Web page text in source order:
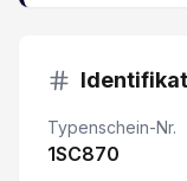
Regen- und
ABS und EBV
Typenschein-Nr.
1SC870